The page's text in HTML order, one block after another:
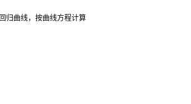
归曲线，按曲线方程计算